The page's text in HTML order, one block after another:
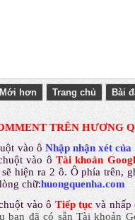
hơn Trang chủ Bài
TRÊN HƯƠNG
vào ô Nhập nhận xét của
vào ô Tài khoản
hiện ra 2 ô. Ô phía trên,
chữ:huongquenha.com
vào ô Tiếp tục và
bạn đã có sẵn Tài khoản